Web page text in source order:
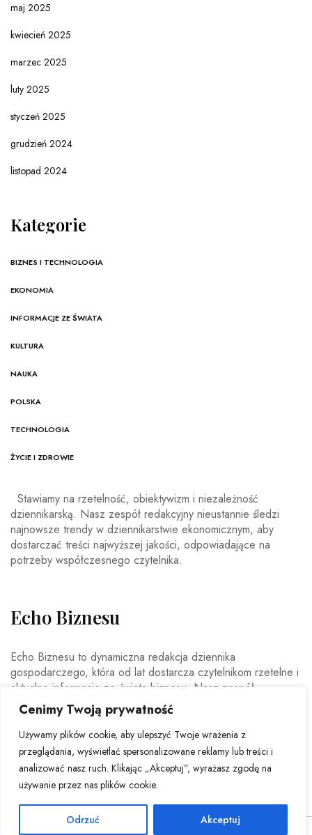
Cenimy Twoją prywatność
Używamy plików cookie, aby ulepszyć Twoje wrażenia z
przeglądania, wyświetlać spersonalizowane reklamy lub treści i
analizować nasz ruch. Klikając „Akceptuj”, wyrażasz zgodę na
używanie przez nas plików cookie.
Odrzuć Akceptuj
maj 2025
kwiecień 2025
marzec 2025
luty 2025
styczeń 2025
grudzień 2024
listopad 2024
Kategorie
BIZNES I TECHNOLOGIA
EKONOMIA
INFORMACJE ZE ŚWIATA
KULTURA
NAUKA
POLSKA
TECHNOLOGIA
ŻYCIE I ZDROWIE
Stawiamy na rzetelność, obiektywizm i niezależność
dziennikarską. Nasz zespół redakcyjny nieustannie śledzi
najnowsze trendy w dziennikarstwie ekonomicznym, aby
dostarczać treści najwyższej jakości, odpowiadające na
potrzeby współczesnego czytelnika.
Echo Biznesu
Echo Biznesu to dynamiczna redakcja dziennika
gospodarczego, która od lat dostarcza czytelnikom rzetelne i
aktualne informacje ze świata biznesu. Nasz zespół
doświadczonych dziennikarzy i ekspertów ekonomicznych
codziennie analizuje najważniejsze wydarzenia rynkowe,
trendy gospodarcze oraz decyzje mające wpływ na polską i
światową ekonomię.
© Copyright 2026 - Echo Biznesu . All Rights Reserved